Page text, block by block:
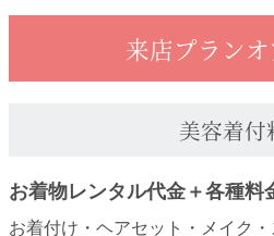
来店プラン
美容着付
お着物レンタル代金＋各種料
お着付け・ヘアセット・メイク